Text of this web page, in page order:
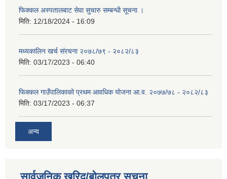
फिक्कल अस्पतालबाट सेवा सुचारु सम्बन्धी सूचना ।
मिति: 12/18/2024 - 16:09
मध्यकालिन खर्च संरचना २०७८/७९ - २०८२/८३
मिति: 03/17/2023 - 06:40
फिक्कल गाउँपालिकाको प्रथम आवधिक योजना आ.व. २०७७/७८ - २०८२/८३
मिति: 03/17/2023 - 06:37
अन्य